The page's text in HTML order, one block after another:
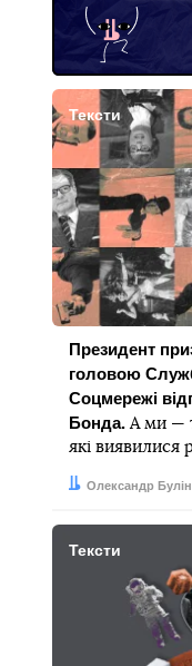
Тексти
Президент
головою
Соцмережі
Бонда.А ми —
які виявилися
Автор:
Олександр Булін
Дата:
Тексти